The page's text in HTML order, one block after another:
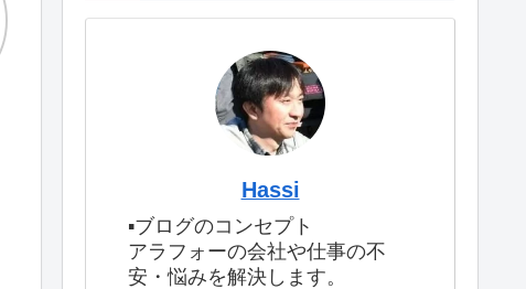
Hassi
▪️ブログのコンセプト
アラフォーの会社や仕事の不
安・悩みを解決します。